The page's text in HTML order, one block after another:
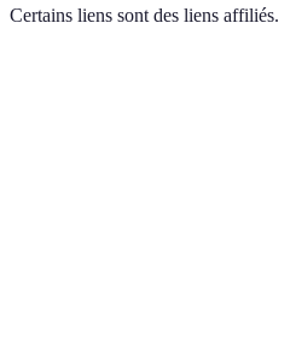
Certains liens sont des liens affiliés.